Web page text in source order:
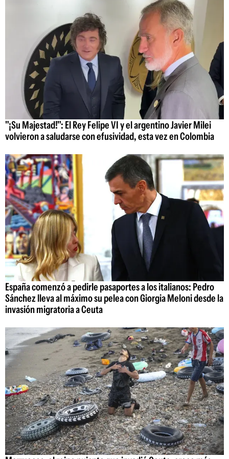
"¡Su Majestad!": El Rey Felipe VI y el argentino Javier Milei
volvieron a saludarse con efusividad, esta vez en Colombia
España comenzó a pedirle pasaportes a los italianos: Pedro
Sánchez lleva al máximo su pelea con Giorgia Meloni desde la
invasión migratoria a Ceuta